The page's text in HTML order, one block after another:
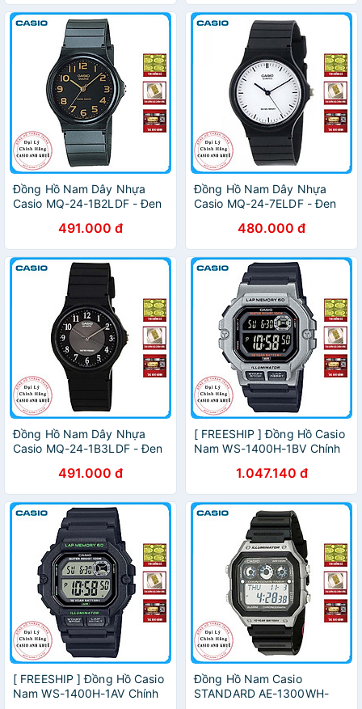
Đồng Hồ Nam Dây Nhựa
Casio MQ-24-1B2LDF - Đen
491.000 đ
Đồng Hồ Nam Dây Nhựa
Casio MQ-24-7ELDF - Đen
480.000 đ
Đồng Hồ Nam Dây Nhựa
Casio MQ-24-1B3LDF - Đen
491.000 đ
[ FREESHIP ] Đồng Hồ Casio
Nam WS-1400H-1BV Chính
1.047.140 đ
[ FREESHIP ] Đồng Hồ Casio
Nam WS-1400H-1AV Chính
Đồng Hồ Nam Casio
STANDARD AE-1300WH-